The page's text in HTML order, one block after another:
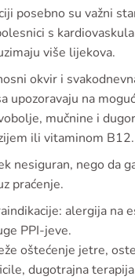
posebno su važni
s
više lijekova.
okvir i
upozoravaju na
mučnine i
ili vitaminom B12.
nesiguran, nego da
praćenje.
alergija na
PPI-jeve.
oštećenje jetre,
dugotrajna